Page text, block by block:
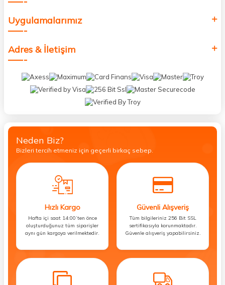
Uygulamalarımız
Adres & İletişim
Neden Biz?
Bizleri tercih etmeniz için geçerli birkaç sebep.
Hızlı Kargo
Hafta içi saat 14:00’ten önce
oluşturduğunuz tüm siparişler
aynı gün kargoya verilmektedir.
Güvenli Alışveriş
Tüm bilgileriniz 256 Bit SSL
sertifikasıyla korunmaktadır.
Güvenle alışveriş yapabilirsiniz.